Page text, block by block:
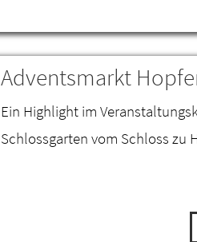
Adventsmarkt
Ein Highlight im
Schlossgarten vom Schloss zu